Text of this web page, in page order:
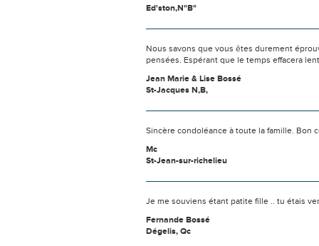
Ed'ston,N"B"
Nous savons que vous êtes durement
pensées. Espérant que le temps effacera
Jean Marie & Lise Bossé
St-Jacques N,B,
Sincère condoléance à toute la famille. Bon
Mc
St-Jean-sur-richelieu
Je me souviens étant patite fille .. tu étais
Fernande Bossé
Dégelis, Qc